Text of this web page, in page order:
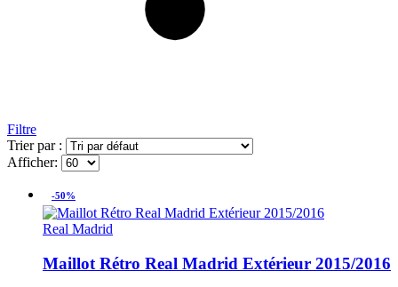
Filtre
Trier par :
Afficher:
-50%
Real Madrid
Maillot Rétro Real Madrid Extérieur 2015/2016